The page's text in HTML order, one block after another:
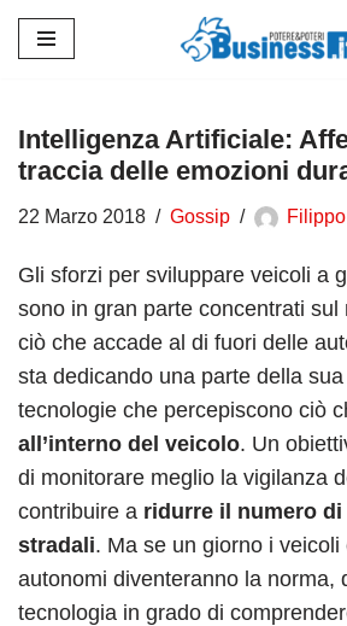
contenuto
Intelligenza Artificiale:
traccia delle emozioni
22 Marzo 2018 Gossip
Gli sforzi per sviluppare veicoli a
sono in gran parte concentrati sul
ciò che accade al di fuori delle
sta dedicando una parte della
tecnologie che percepiscono ciò
all’interno del veicolo. Un
di monitorare meglio la vigilanza
contribuire a ridurre il numero
stradali. Ma se un giorno i
autonomi diventeranno la norma,
tecnologia in grado di